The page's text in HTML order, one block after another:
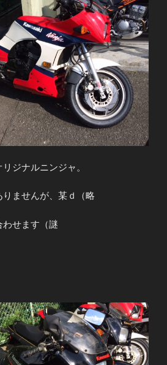
ジナルニンジャ。
ませんが、某ｄ（略
わせます（謎